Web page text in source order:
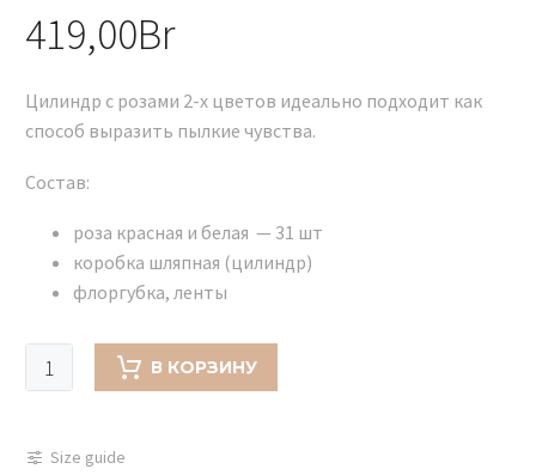
419,00Br
Цилиндр с розами 2-х цветов идеально подходит как
способ выразить пылкие чувства.
Состав:
роза красная и белая — 31 шт
коробка шляпная (цилиндр)
флоргубка, ленты
Количество
товара
коробка
В КОРЗИНУ
Size guide